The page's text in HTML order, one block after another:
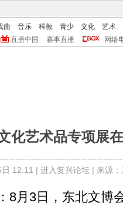
曲 音乐 科教 青少 文化
艺术
直播中国 赛事直播 网络
化艺术品专项展
12:11 | 进入复兴论坛| 来源
3日，东北文博